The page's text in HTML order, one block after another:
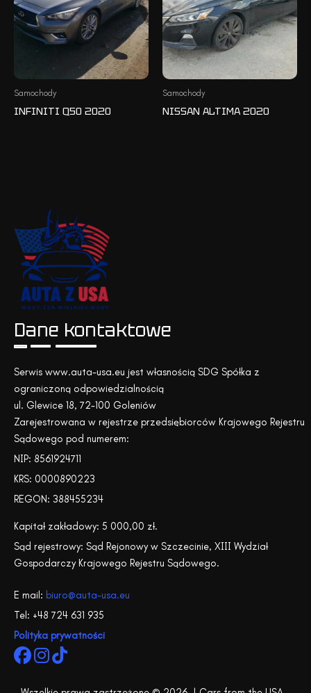
Samochody
INFINITI Q50 2020
Samochody
NISSAN ALTIMA 2020
Dane kontaktowe
Serwis www.auta-usa.eu jest własnością SDG Spółka z
ograniczoną odpowiedzialnością
ul. Glewice 18, 72-100 Goleniów
Zarejestrowana w rejestrze przedsiębiorców Krajowego Rejestru
Sądowego pod numerem:
NIP: 8561924711
KRS: 0000890223
REGON: 388455234
Kapitał zakładowy: 5 000,00 zł.
Sąd rejestrowy: Sąd Rejonowy w Szczecinie, XIII Wydział
Gospodarczy Krajowego Rejestru Sądowego.
E mail: biuro@auta-usa.eu
Tel: +48 724 631 935
Polityka prywatności